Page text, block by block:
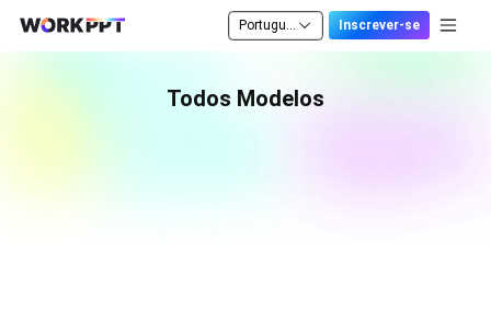
Português Inscrever-se
Todos Modelos